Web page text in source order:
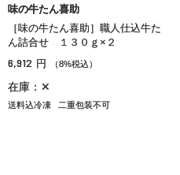
味の牛たん喜助
［味の牛たん喜助］職人仕込牛た
ん詰合せ １３０ｇ×２
6,912 円 （8%税込）
在庫：✕
送料込冷凍 二重包装不可